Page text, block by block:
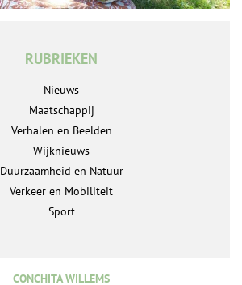
RUBRIEKEN
Nieuws
Maatschappij
Verhalen en Beelden
Wijknieuws
Duurzaamheid en Natuur
Verkeer en Mobiliteit
Sport
CONCHITA WILLEMS